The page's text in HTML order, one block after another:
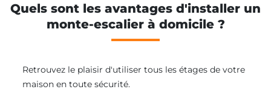
Quels sont les avantages d'installer un
monte-escalier à domicile ?
Retrouvez le plaisir d'utiliser tous les étages de votre
maison en toute sécurité.